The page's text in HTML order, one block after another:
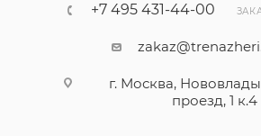
+7 495 431-44-00
г. Москва,
проезд, 1 к.4